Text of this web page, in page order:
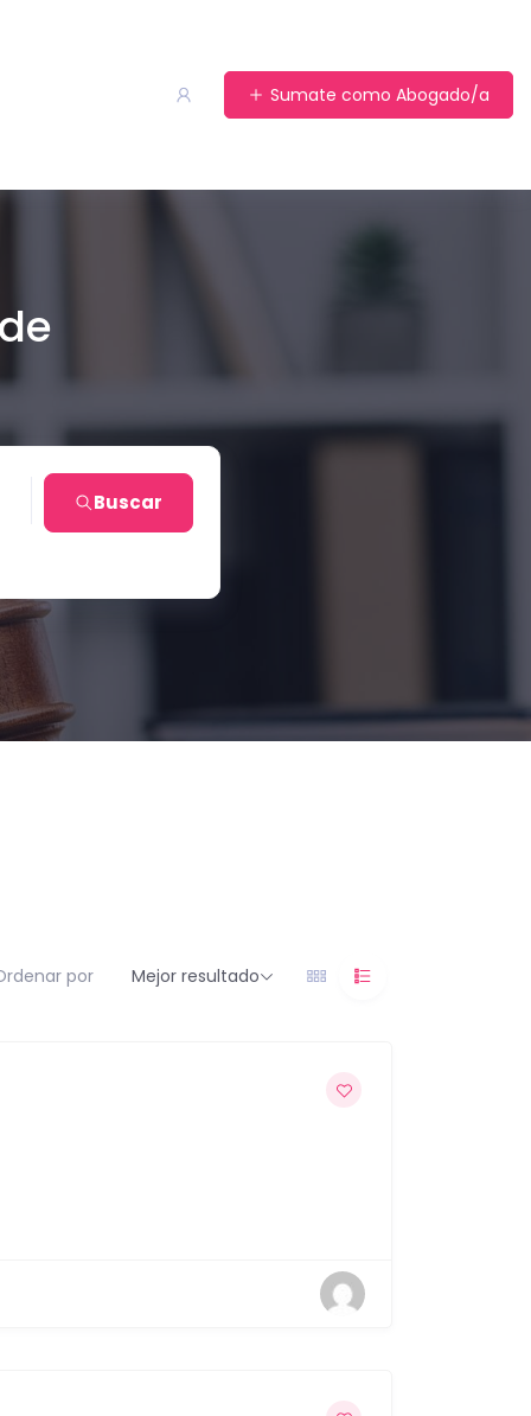
Sumate como Abogado/a
Buscar
por Mejor resultado